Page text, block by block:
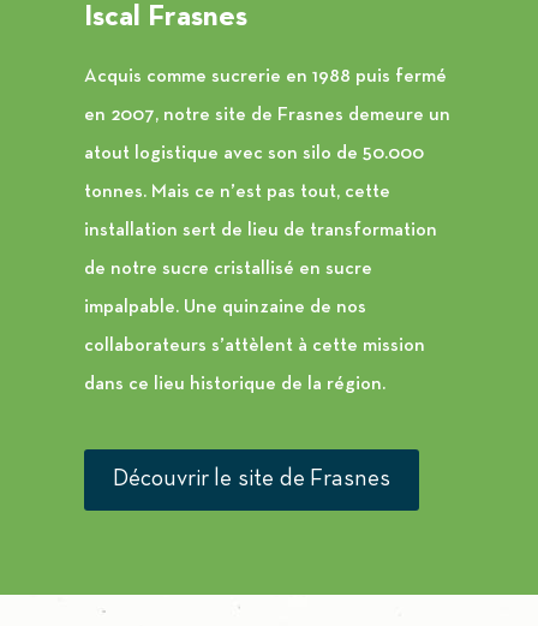
Iscal Frasnes
Acquis comme sucrerie en 1988 puis fermé
en 2007, notre site de Frasnes demeure un
atout logistique avec son silo de 50.000
tonnes. Mais ce n’est pas tout, cette
installation sert de lieu de transformation
de notre sucre cristallisé en sucre
impalpable. Une quinzaine de nos
collaborateurs s’attèlent à cette mission
dans ce lieu historique de la région.
Découvrir le site de Frasnes